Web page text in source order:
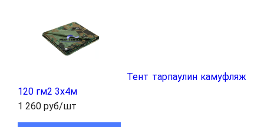
Тент тарпаулин камуфляж
120 гм2 3x4м
1 260 руб/шт